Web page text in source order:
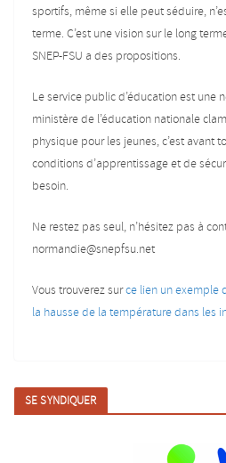
sportifs, même si elle peut séduire,
terme. C’est une vision sur le long
SNEP-FSU a des propositions.
Le service public d’éducation est une
ministère de l’éducation nationale
physique pour les jeunes, c’est avant
conditions d’apprentissage et de
besoin.
Ne restez pas seul, n’hésitez pas à
normandie@snepfsu.net
Vous trouverez surce lien un exemple
la hausse de la température dans les
SE SYNDIQUER